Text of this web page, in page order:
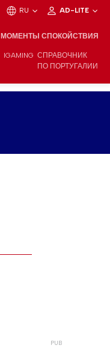
RU AD-LITE
МОМЕНТЫ СПОКОЙСТВИЯ
IGAMING СПРАВОЧНИК
ПО ПОРТУГАЛИИ